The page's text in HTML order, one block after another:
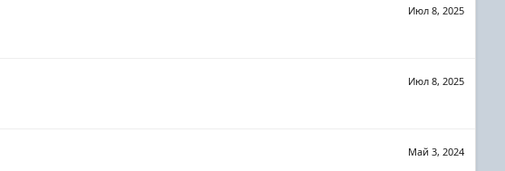
Июл 8, 2025
Июл 8, 2025
Май 3, 2024